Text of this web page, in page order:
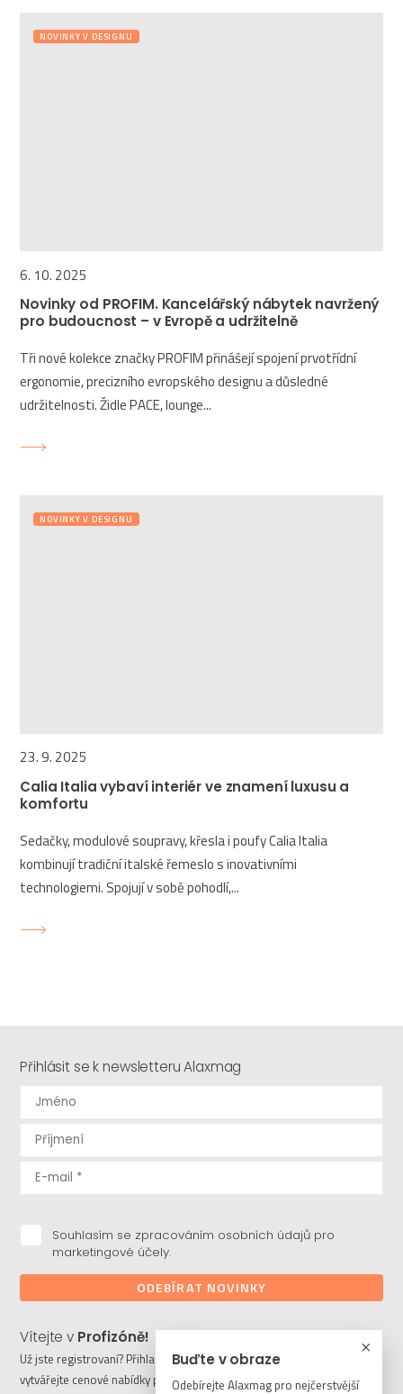
NOVINKY V DESIGNU
6. 10. 2025
Novinky od PROFIM. Kancelářský nábytek navržený
pro budoucnost – v Evropě a udržitelně
Tři nové kolekce značky PROFIM přinášejí spojení prvotřídní
ergonomie, precizního evropského designu a důsledné
udržitelnosti. Židle PACE, lounge...
NOVINKY V DESIGNU
23. 9. 2025
Calia Italia vybaví interiér ve znamení luxusu a
komfortu
Sedačky, modulové soupravy, křesla i poufy Calia Italia
kombinují tradiční italské řemeslo s inovativními
technologiemi. Spojují v sobě pohodlí,...
Buďte v obraze
Odebírejte Alaxmag pro nejčerstvější
Přihlásit se k newsletteru Alaxmag
Souhlasím se zpracováním osobních údajů pro
marketingové účely.
ODEBÍRAT NOVINKY
Vítejte v Profizóně!
Už jste registrovaní? Přihlaste se a stahujte potřebné soubory či
vytvářejte cenové nabídky pro vaše klienty. Ještě nejste členem?